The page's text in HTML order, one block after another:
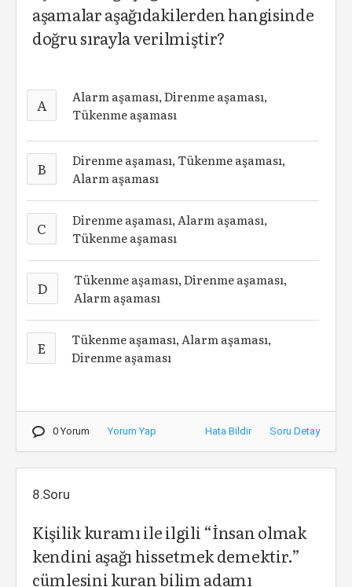
aşamalar aşağıdakilerden hangisinde
doğru sırayla verilmiştir?
A
Alarm aşaması, Direnme aşaması,
Tükenme aşaması
B
Direnme aşaması, Tükenme aşaması,
Alarm aşaması
C
Direnme aşaması, Alarm aşaması,
Tükenme aşaması
D
Tükenme aşaması, Direnme aşaması,
Alarm aşaması
E
Tükenme aşaması, Alarm aşaması,
Direnme aşaması
0 Yorum Yorum Yap Hata Bildir Soru Detay
8.Soru
Kişilik kuramı ile ilgili “İnsan olmak
kendini aşağı hissetmek demektir.”
cümlesini kuran bilim adamı